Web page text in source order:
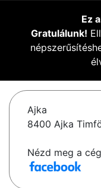
Ez
Gratulálunk!
Ajka
8400 Ajka
Nézd meg a